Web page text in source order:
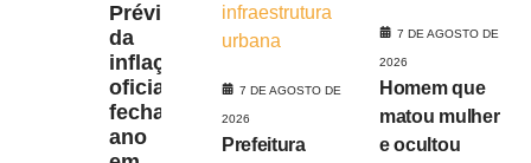
Prévia
da
inflação
oficial
fecha
ano
7 DE AGOSTO DE
2026
Prefeitura
7 DE AGOSTO DE
2026
Homem que
matou mulher
e ocultou